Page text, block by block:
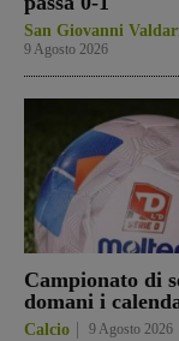
San Giovanni
9 Agosto 2026
Campionato di
domani i
Calcio 9 Agosto 2026